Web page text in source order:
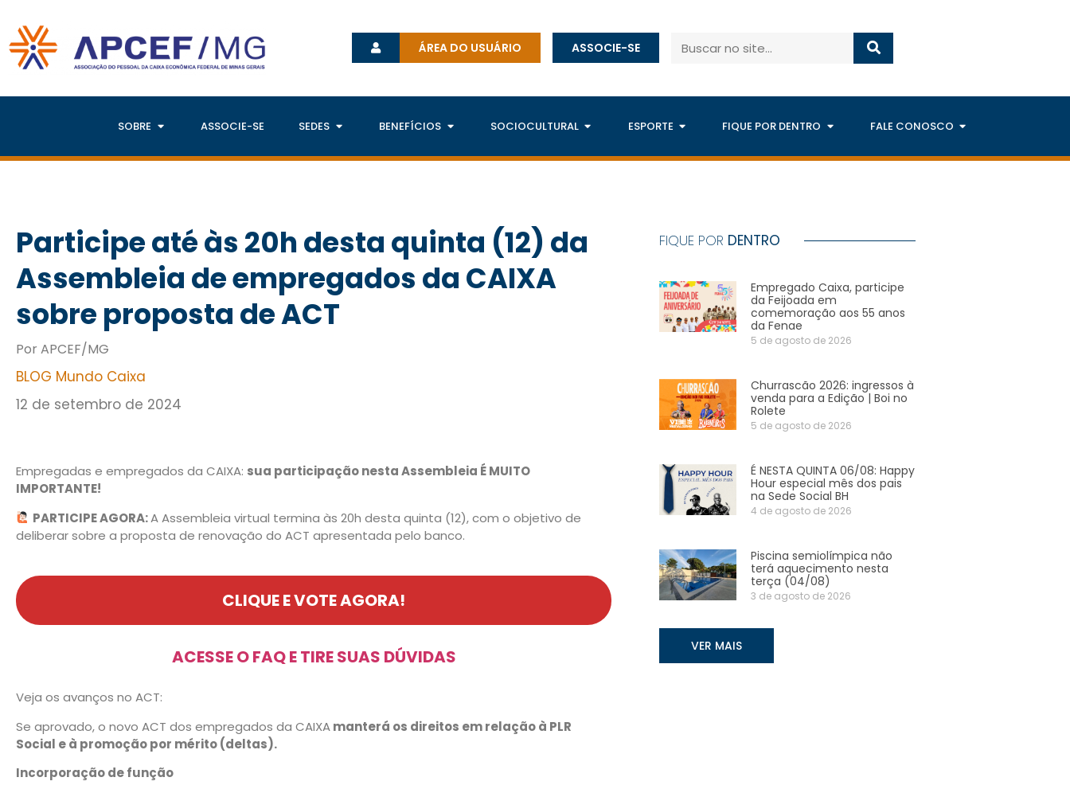
ÁREA DO USUÁRIO ASSOCIE-SE
SOBRE ASSOCIE-SE SEDES BENEFÍCIOS SOCIOCULTURAL ESPORTE FIQUE POR DENTRO FALE CONOSCO
Participe até às 20h desta quinta (12) da
Assembleia de empregados da CAIXA
sobre proposta de ACT
Por APCEF/MG
BLOG Mundo Caixa
12 de setembro de 2024
Empregadas e empregados da CAIXA: sua participação nesta Assembleia É MUITO
IMPORTANTE!
PARTICIPE AGORA:A Assembleia virtual termina às 20h desta quinta (12), com o objetivo de
deliberar sobre a proposta de renovação do ACT apresentada pelo banco.
CLIQUE E VOTE AGORA!
ACESSE O FAQ E TIRE SUAS DÚVIDAS
Veja os avanços no ACT:
Se aprovado, o novo ACT dos empregados da CAIXAmanterá os direitos em relação à PLR
Social e à promoção por mérito (deltas).
Incorporação de função
FIQUE POR DENTRO
Empregado Caixa, participe
da Feijoada em
comemoração aos 55 anos
da Fenae
5 de agosto de 2026
Churrascão 2026: ingressos à
venda para a Edição | Boi no
Rolete
5 de agosto de 2026
É NESTA QUINTA 06/08: Happy
Hour especial mês dos pais
na Sede Social BH
4 de agosto de 2026
Piscina semiolímpica não
terá aquecimento nesta
terça (04/08)
3 de agosto de 2026
VER MAIS